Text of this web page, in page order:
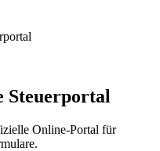
Steuerportal
Online-Portal für